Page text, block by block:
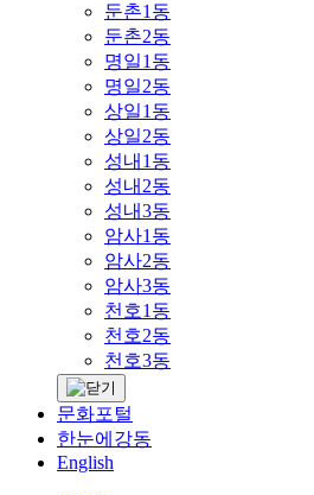
둔촌1동
둔촌2동
명일1동
명일2동
상일1동
상일2동
성내1동
성내2동
성내3동
암사1동
암사2동
암사3동
천호1동
천호2동
천호3동
문화포털
한눈에강동
English